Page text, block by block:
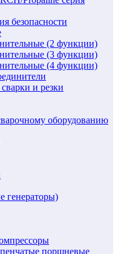
безопасности
(2 функции)
(3 функции)
(4 функции)
и резки
оборудованию
генераторы)
поршневые